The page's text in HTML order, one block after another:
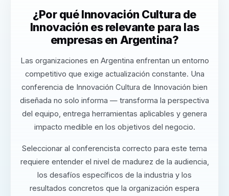
¿Por qué Innovación Cultura de
Innovación es relevante para las
empresas en Argentina?
Las organizaciones en Argentina enfrentan un entorno
competitivo que exige actualización constante. Una
conferencia de Innovación Cultura de Innovación bien
diseñada no solo informa — transforma la perspectiva
del equipo, entrega herramientas aplicables y genera
impacto medible en los objetivos del negocio.
Seleccionar al conferencista correcto para este tema
requiere entender el nivel de madurez de la audiencia,
los desafíos específicos de la industria y los
resultados concretos que la organización espera